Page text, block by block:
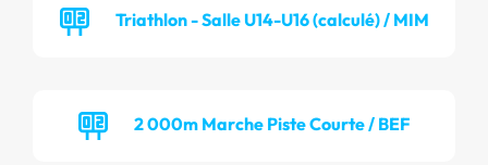
Triathlon - Salle U14-U16 (calculé) / MIM
2 000m Marche Piste Courte / BEF